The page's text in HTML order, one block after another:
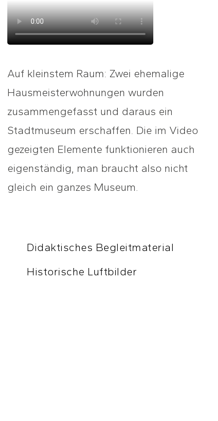
Auf kleinstem Raum: Zwei ehemalige
Hausmeisterwohnungen wurden
zusammengefasst und daraus ein
Stadtmuseum erschaffen. Die im Video
gezeigten Elemente funktionieren auch
eigenständig, man braucht also nicht
gleich ein ganzes Museum.
Didaktisches Begleitmaterial
Historische Luftbilder